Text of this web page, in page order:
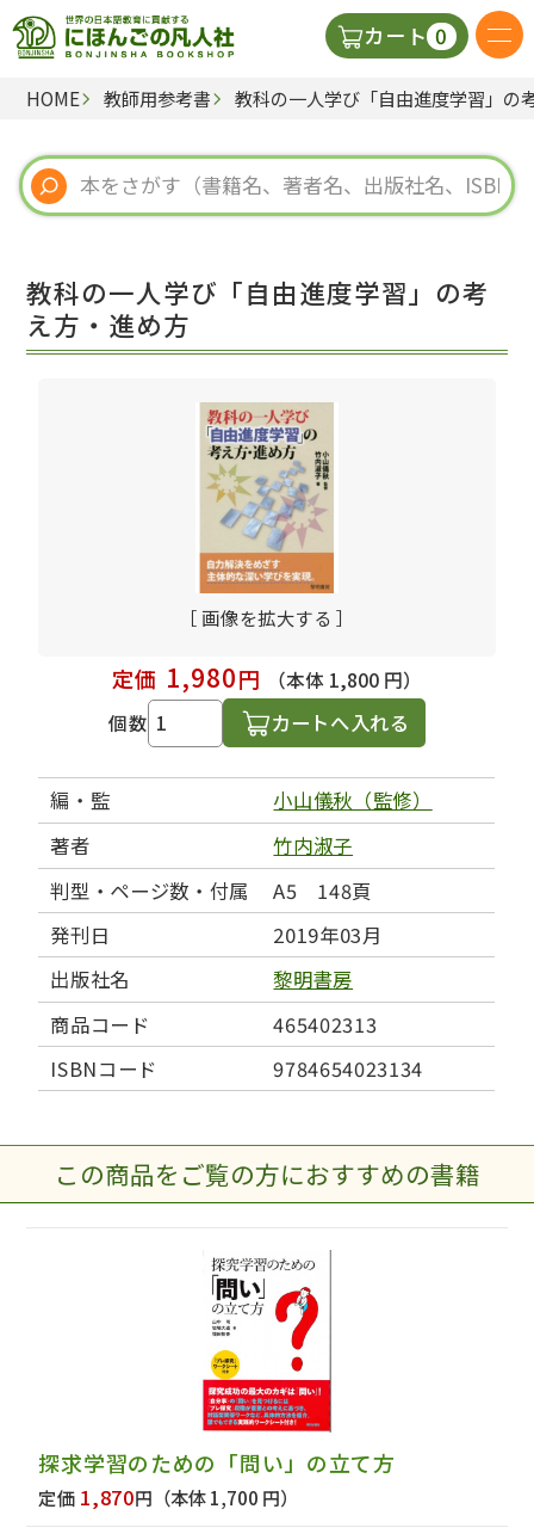
カート 0
日本語の教科書
視聴覚・補助教材
教師用参考書
HOME 教師用参考書 教科の一人学び「自由進度学習」の
教科の一人学び「自由進度学習」の考
え方・進め方
［ 画像を拡大する ］
定価 1,980円
（本体 1,800 円）
個数
カートへ入れる
編・監
小山儀秋（監修）
著者
竹内淑子
判型・ページ数・付属
A5 148頁
発刊日
2019年03月
出版社名
黎明書房
商品コード
465402313
ISBNコード
9784654023134
この商品をご覧の方におすすめの書籍
探求学習のための「問い」の立て方
定価 1,870円 （本体 1,700 円）